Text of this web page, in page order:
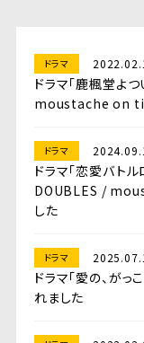
ドラマ
ドラマ「鹿楓堂よ
moustache on
ドラマ
ドラマ「恋愛バト
DOUBLES /
した
ドラマ
ドラマ「愛の、が
れました